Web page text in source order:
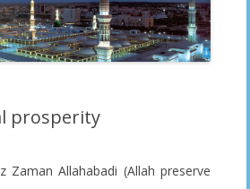
prosperity
Zaman Allahabadi (Allah preserve